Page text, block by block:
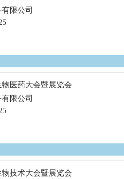
限公司
医药大会暨展览会
限公司
技术大会暨展览会